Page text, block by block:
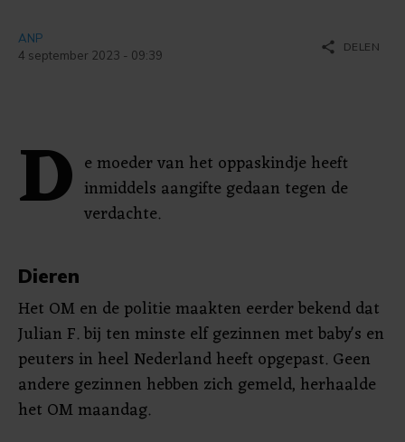
ANP
4 september 2023 - 09:39
share DELEN
D e moeder van het oppaskindje heeft
inmiddels aangifte gedaan tegen de
verdachte.
Dieren
Het OM en de politie maakten eerder bekend dat
Julian F. bij ten minste elf gezinnen met baby's en
peuters in heel Nederland heeft opgepast. Geen
andere gezinnen hebben zich gemeld, herhaalde
het OM maandag.